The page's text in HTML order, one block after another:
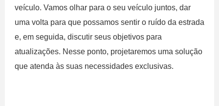
veículo. Vamos olhar para o seu veículo juntos, dar
uma volta para que possamos sentir o ruído da estrada
e, em seguida, discutir seus objetivos para
atualizações. Nesse ponto, projetaremos uma solução
que atenda às suas necessidades exclusivas.